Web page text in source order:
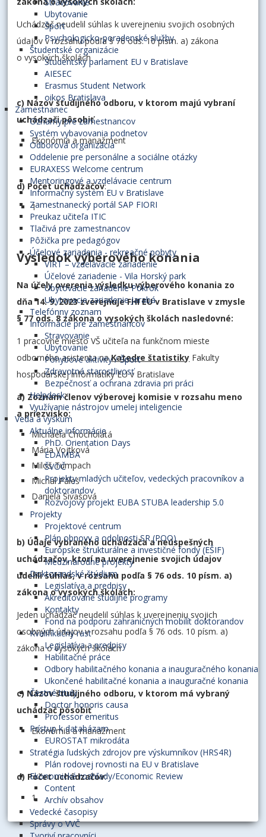
Ubytovanie
Šport
Psychologicko-poradenské služby
Študentské organizácie
Študentský parlament EU v Bratislave
AIESEC
Erasmus Student Network
oikos Bratislava
Zamestnanec
Oznamy pre zamestnancov
Systém vybavovania podnetov
Odborová organizácia
Oddelenie pre personálne a sociálne otázky
EURAXESS Welcome centrum
Mentoringové a vzdelávacie centrum
Informačný systém EU v Bratislave
Zamestnanecký portál SAP FIORI
Preukaz učiteľa ITIC
Tlačivá pre zamestnancov
Pôžička pre pedagógov
Účelové zariadenia - rekreačné pobyty
VIRT – vzdelávacie zariadenie
Účelové zariadenie - Vila Horský park
Ubytovacie zariadenie Pokrok
Ubytovacie zariadenie Jarabá
Telefónny zoznam
Informácie pre zamestnancov
Stravovanie
Ubytovanie
Pohybové aktivity / Šport
Zdravotná starostlivosť
Bezpečnosť a ochrana zdravia pri práci
Helpdesk
Využívanie nástrojov umelej inteligencie
Veda a výskum
Aktuálne informácie
PhD. Orientation Days
EDAMBA
ŠVOČ
Projekty mladých učiteľov, vedeckých pracovníkov a
doktorandov
Rozvojový projekt EUBA STUBA leadership 5.0
Projekty
Projektové centrum
Plán obnovy a odolnosti SR (POO)
Európske štrukturálne a investičné fondy (EŠIF)
Medzinárodné projekty
Doktorandské štúdium
Legislatíva a predpisy
Akreditované študijné programy
Kontakty
Fond na podporu zahraničných mobilít doktorandov
Kvalifikačný rast
Legislatíva a predpisy
Habilitačné práce
Odbory habilitačného konania a inauguračného konania
Ukončené habilitačné konania a inauguračné konania
Čestné tituly
Doctor honoris causa
Professor emeritus
Prístup k databázam
EUROSTAT mikrodáta
Stratégia ľudských zdrojov pre výskumníkov (HRS4R)
Plán rodovej rovnosti na EU v Bratislave
Ekonomické rozhľady/Economic Review
Content
Archív obsahov
Vedecké časopisy
Správy o VVČ
Uchádzač neudelil súhlas k uverejneniu svojich osobných
údajov v rozsahu podľa § 76 ods. 10 písm. a) zákona
o vysokých školách
c) Názov študijného odboru, v ktorom majú vybraní
uchádzači pôsobiť
Ekonómia a manažment
d) Počet uchádzačov:
1
Výsledok výberového konania
Na účely overenia výsledku výberového konania zo
dňa 14. 9. 2023 zverejňuje FHI EU v Bratislave v zmysle
§ 77 ods. 8 zákona o vysokých školách nasledovné:
1 pracovné miesto VŠ učiteľa na funkčnom mieste
odborného asistenta naKatedre štatistiky Fakulty
hospodárskej informatiky EU v Bratislave
a) Zoznam členov výberovej komisie v rozsahu meno
a priezvisko:
Michaela Chocholatá
Mária Vojtková
Miloš Tumpach
Michal Páleš
Daniela Sivašová
b) Údaje vybraného uchádzača a neúspešných
uchádzačov, ktorí na uverejnenie svojich údajov
udelili súhlas, v rozsahu podľa § 76 ods. 10 písm. a)
zákona o vysokých školách:
Jeden uchádzač neudelil súhlas k uverejneniu svojich
osobných údajov v rozsahu podľa § 76 ods. 10 písm. a)
zákona o vysokých školách
c) Názov študijného odboru, v ktorom má vybraný
uchádzač pôsobiť
Ekonómia a manažment
d) Počet uchádzačov:
1